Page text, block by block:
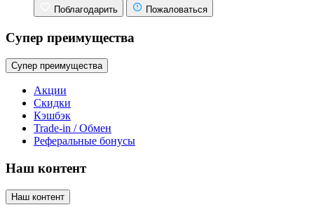
Поблагодарить Пожаловаться
Супер преимущества
Супер преимущества
Акции
Скидки
Кэшбэк
Trade-in / Обмен
Реферальные бонусы
Наш контент
Наш контент